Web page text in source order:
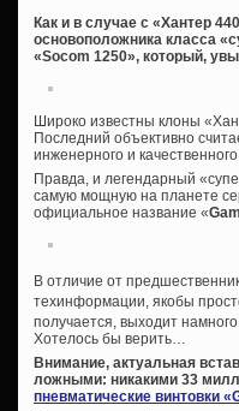
Как и в случае с «Хантер
основоположника класса
«Socom 1250», который,
Широко известны клоны
Последний объективно
инженерного и
Правда, и легендарный
самую мощную на планете
официальное название «
В отличие от
техинформации, якобы
получается, выходит
Хотелось бы верить…
Внимание, актуальная
ложными: никакими 33
пневматические винтовки